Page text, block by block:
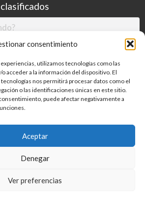
consentimiento
utilizamos tecnologías como las
acceder a la información del dispositivo. El
nos permitirá procesar datos como el
o las identificaciones únicas en este sitio.
puede afectar negativamente a
Aceptar
Denegar
Ver preferencias